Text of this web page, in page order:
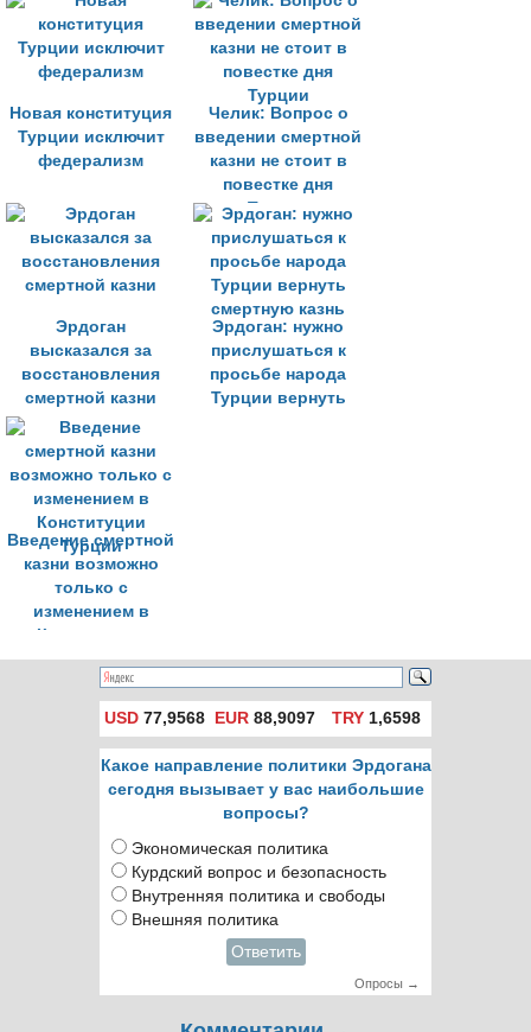
Турции
Новая конституция
Турции исключит
федерализм
Челик: Вопрос о
введении смертной
казни не стоит в
повестке дня
Турции
Эрдоган
высказался за
восстановления
смертной казни
Эрдоган: нужно
прислушаться к
просьбе народа
Турции вернуть
Введение смертной
казни возможно
только с
изменением в
Конституции
Турции
USD 77,9568 EUR 88,9097 TRY1,6598
Какое направление политики Эрдогана
сегодня вызывает у вас наибольшие
вопросы?
Экономическая политика
Курдский вопрос и безопасность
Внутренняя политика и свободы
Внешняя политика
Ответить
Опросы →